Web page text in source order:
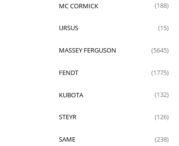
MC CORMICK (188)
URSUS (15)
MASSEY FERGUSON (5645)
FENDT (1775)
KUBOTA (132)
STEYR (126)
SAME (238)